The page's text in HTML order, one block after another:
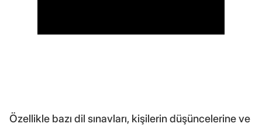
Özellikle bazı dil sınavları, kişilerin düşüncelerine ve